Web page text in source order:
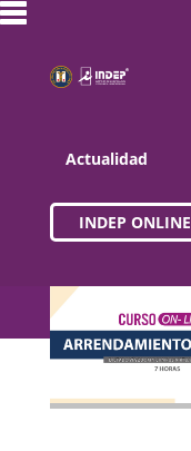
Actualidad
INDEP ONLINE